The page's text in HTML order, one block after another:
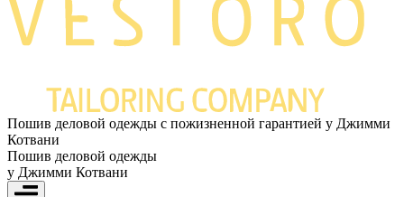
Пошив деловой одежды с пожизненной гарантией у Джимми
Котвани
Пошив деловой одежды
у Джимми Котвани